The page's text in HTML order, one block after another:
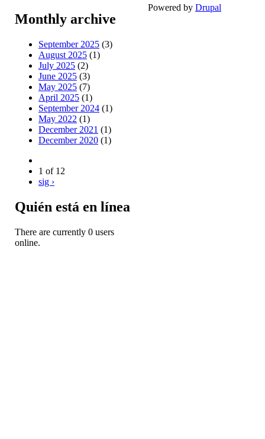
Monthly archive
September 2025 (3)
August 2025 (1)
July 2025 (2)
June 2025 (3)
May 2025 (7)
April 2025 (1)
September 2024 (1)
May 2022 (1)
December 2021 (1)
December 2020 (1)
1 of 12
sig ›
Quién está en línea
There are currently 0 users
online.
Powered by Drupal